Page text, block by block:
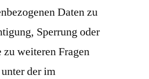
Daten zu
Sperrung oder
weiteren Fragen
der im